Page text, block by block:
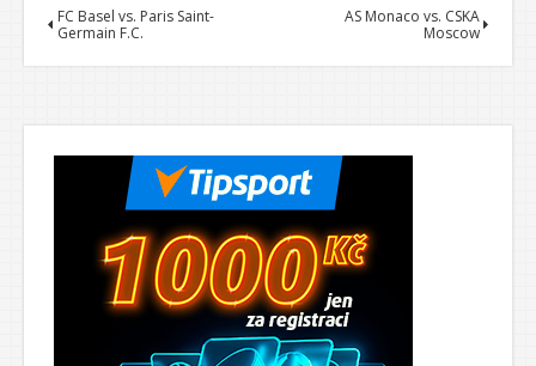
FC Basel vs. Paris Saint-
Germain F.C.
AS Monaco vs. CSKA
Moscow